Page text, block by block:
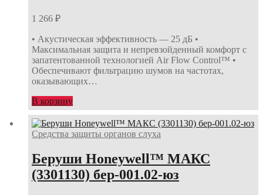
1 266 ₽
• Акустическая эффективность — 25 дБ •
Максимальная защита и непревзойденный комфорт с
запатентованной технологией Air Flow Control™ •
Обеспечивают фильтрацию шумов на частотах,
оказывающих…
В корзину
Средства защиты органов слуха
Беруши Honeywell™ МАКС
(3301130) бер-001.02-юз